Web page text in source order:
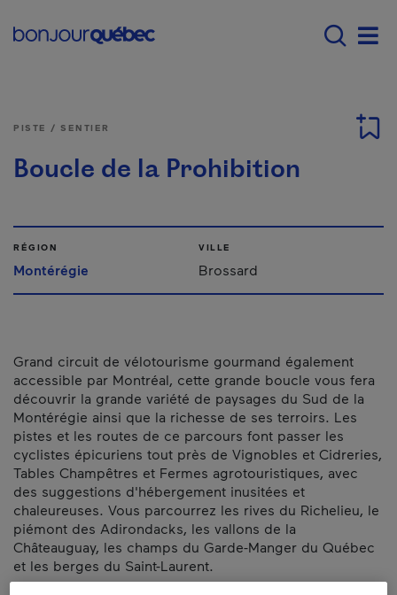
Main navigation -
PISTE / SENTIER
Boucle de la Prohibition
RÉGION
Montérégie
VILLE
Brossard
Grand circuit de vélotourisme gourmand également
accessible par Montréal, cette grande boucle vous fera
découvrir la grande variété de paysages du Sud de la
Montérégie ainsi que la richesse de ses terroirs. Les
pistes et les routes de ce parcours font passer les
cyclistes épicuriens tout près de Vignobles et Cidreries,
Tables Champêtres et Fermes agrotouristiques, avec
des suggestions d'hébergement inusitées et
chaleureuses. Vous parcourrez les rives du Richelieu, le
piémont des Adirondacks, les vallons de la
Châteauguay, les champs du Garde-Manger du Québec
et les berges du Saint-Laurent.